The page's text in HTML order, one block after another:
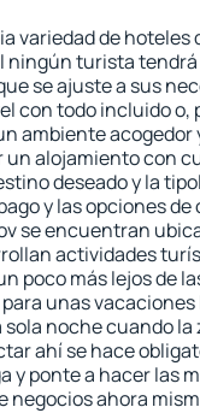
variedad de hoteles
ningún turista
se ajuste a sus
con todo incluido o,
ambiente acogedor
un alojamiento con
deseado y la
y las opciones
se encuentran
actividades
poco más lejos de
unas vacaciones
noche cuando
ahí se hace
y ponte a hacer las
negocios ahora